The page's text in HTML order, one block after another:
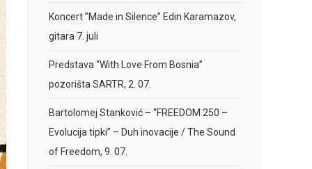
Koncert ”Made in Silence” Edin Karamazov,
gitara 7. juli
Predstava “With Love From Bosnia”
pozorišta SARTR, 2. 07.
Bartolomej Stanković – “FREEDOM 250 –
Evolucija tipki” – Duh inovacije / The Sound
of Freedom, 9. 07.